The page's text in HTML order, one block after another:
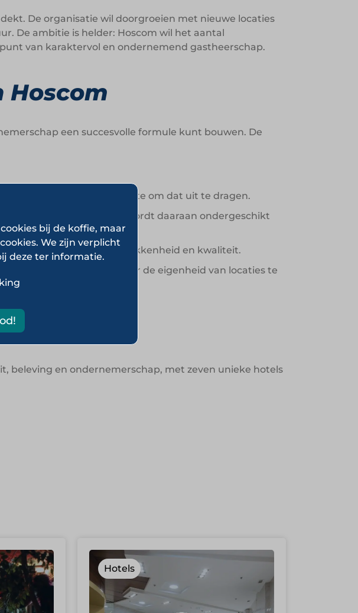
De organisatie wil doorgroeien met nieuwe locaties
De ambitie is helder: Hoscom wil het aantal
van karaktervol en ondernemend gastheerschap.
Hoscom
een succesvolle formule kunt bouwen. De
verhaal en krijgt de ruimte om dat uit te dragen.
staat centraal, en alles wordt daaraan ondergeschikt
wat leidt tot betrokkenheid en kwaliteit.
faciliterend kunt zijn, zonder de eigenheid van locaties te
beleving en ondernemerschap, met zeven unieke hotels
Hotels
bij de koffie, maar
We zijn verplicht
deze ter informatie.